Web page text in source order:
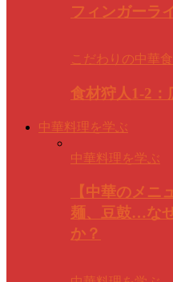
フィンガーラ
こだわりの中華
食材狩人1-2：
中華料理を学ぶ
中華料理を学ぶ
【中華のメニ
麺、豆鼓…な
か？